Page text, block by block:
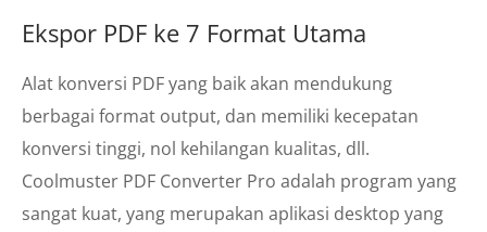
Ekspor PDF ke 7 Format Utama
Alat konversi PDF yang baik akan mendukung
berbagai format output, dan memiliki kecepatan
konversi tinggi, nol kehilangan kualitas, dll.
Coolmuster PDF Converter Pro adalah program yang
sangat kuat, yang merupakan aplikasi desktop yang